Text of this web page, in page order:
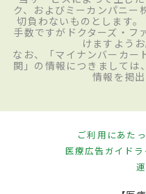
ク、およびミーカンパニー
切負わないものとします
手数ですがドクターズ・フ
けますよう
なお、「マイナンバーカー
関」の情報につきましては
情報を掲出
ご利用にあた
医療広告ガイド